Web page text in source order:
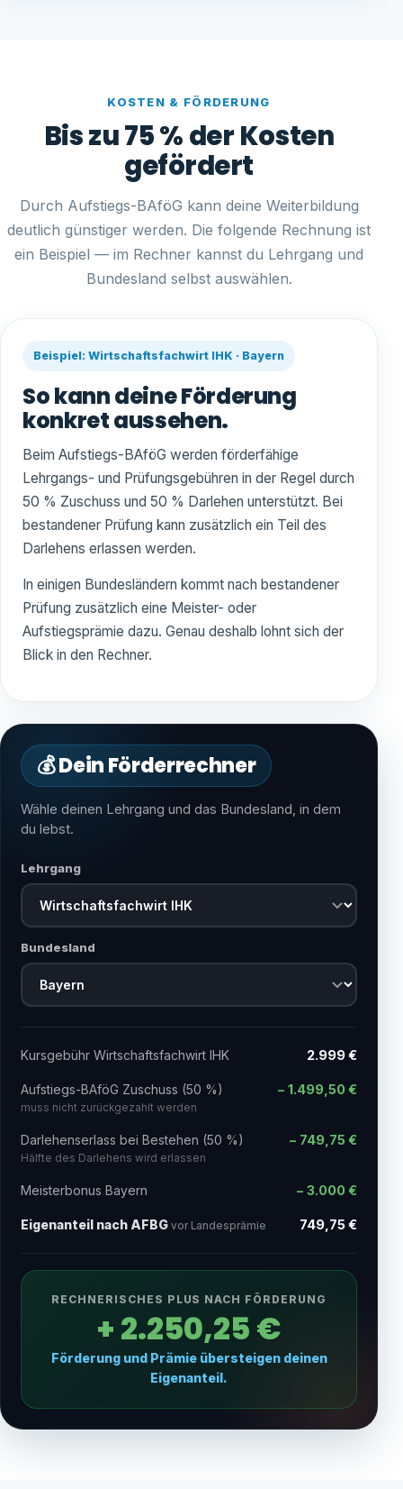
KOSTEN & FÖRDERUNG
Bis zu 75 % der Kosten
gefördert
Durch Aufstiegs-BAföG kann deine Weiterbildung
deutlich günstiger werden. Die folgende Rechnung ist
ein Beispiel — im Rechner kannst du Lehrgang und
Bundesland selbst auswählen.
Beispiel: Wirtschaftsfachwirt IHK · Bayern
So kann deine Förderung
konkret aussehen.
Beim Aufstiegs-BAföG werden förderfähige
Lehrgangs- und Prüfungsgebühren in der Regel durch
50 % Zuschuss und 50 % Darlehen unterstützt. Bei
bestandener Prüfung kann zusätzlich ein Teil des
Darlehens erlassen werden.
In einigen Bundesländern kommt nach bestandener
Prüfung zusätzlich eine Meister- oder
Aufstiegsprämie dazu. Genau deshalb lohnt sich der
Blick in den Rechner.
💰 Dein Förderrechner
Wähle deinen Lehrgang und das Bundesland, in dem
du lebst.
Lehrgang
Bundesland
Kursgebühr Wirtschaftsfachwirt IHK 2.999 €
Aufstiegs-BAföG Zuschuss (50 %)
muss nicht zurückgezahlt werden
− 1.499,50 €
Darlehenserlass bei Bestehen (50 %)
Hälfte des Darlehens wird erlassen
− 749,75 €
Meisterbonus Bayern − 3.000 €
Eigenanteil nach AFBG vor Landesprämie 749,75 €
RECHNERISCHES PLUS NACH FÖRDERUNG
+ 2.250,25 €
Förderung und Prämie übersteigen deinen
Eigenanteil.